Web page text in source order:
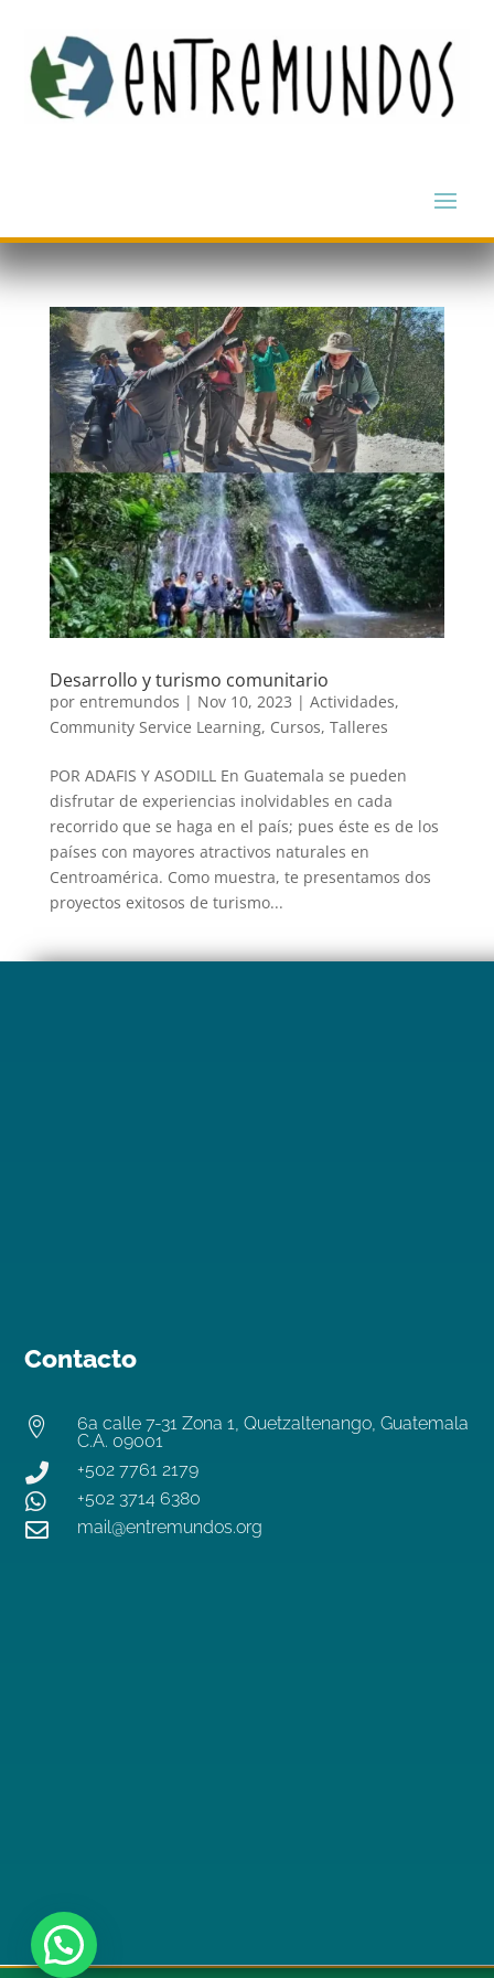
Desarrollo y turismo comunitario
por entremundos | Nov 10, 2023 | Actividades,
Community Service Learning, Cursos, Talleres
POR ADAFIS Y ASODILL En Guatemala se pueden
disfrutar de experiencias inolvidables en cada
recorrido que se haga en el país; pues éste es de los
países con mayores atractivos naturales en
Centroamérica. Como muestra, te presentamos dos
proyectos exitosos de turismo...
Contacto

6a calle 7-31 Zona 1, Quetzaltenango, Guatemala
C.A. 09001
 +502 7761 2179
 +502 3714 6380
 mail@entremundos.org